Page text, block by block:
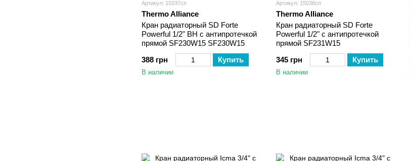
Артикул: 15037сп
Thermo Alliance
Кран радиаторный SD Forte
Powerful 1/2" ВН с антипротечкой
прямой SF230W15 SF230W15
388 грн
Купить
В наличии
Артикул: 15038сп
Thermo Alliance
Кран радиаторный SD Forte
Powerful 1/2" с антипротечкой
прямой SF231W15
345 грн
Купить
В наличии